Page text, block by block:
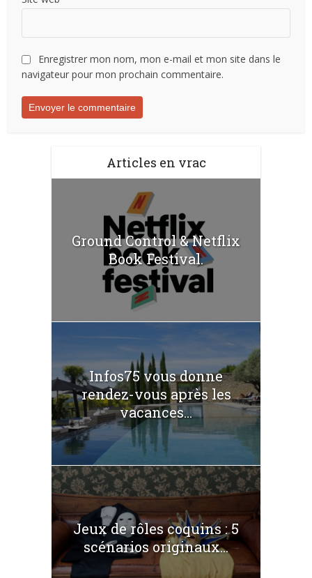
Enregistrer mon nom, mon e-mail et mon site dans le
navigateur pour mon prochain commentaire.
Articles en vrac
Ground Control & Netflix
Book Festival.
Infos75 vous donne
rendez-vous après les
vacances...
Jeux de rôles coquins : 5
scénarios originaux...